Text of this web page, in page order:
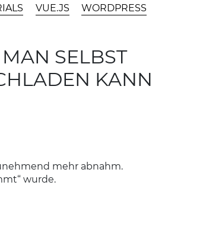
VUE.JS WORDPRESS
SELBST
KANN
mehr abnahm.
wurde.